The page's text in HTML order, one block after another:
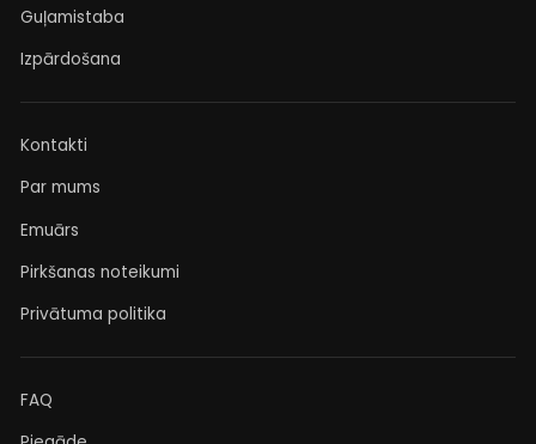
Guļamistaba
Izpārdošana
Kontakti
Par mums
Emuārs
Pirkšanas noteikumi
Privātuma politika
FAQ